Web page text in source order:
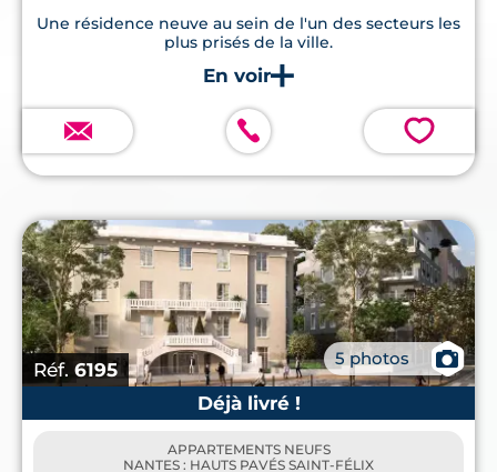
Une résidence neuve au sein de l'un des secteurs les
plus prisés de la ville.
💗
Réf. 6195 5 photos
📷
Déjà livré !
APPARTEMENTS NEUFS
NANTES : HAUTS PAVÉS SAINT-FÉLIX